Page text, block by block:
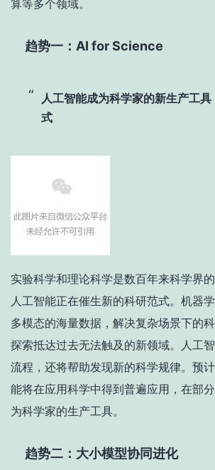
算等多个领域。
趋势一：AI for Science
人工智能成为科学家的新生产工
式
实验科学和理论科学是数百年来科学界
人工智能正在催生新的科研范式。机器
多模态的海量数据，解决复杂场景下的
探索抵达过去无法触及的新领域。人工
流程，还将帮助发现新的科学规律。预
能将在应用科学中得到普遍应用，在部
为科学家的生产工具。
趋势二：大小模型协同进化